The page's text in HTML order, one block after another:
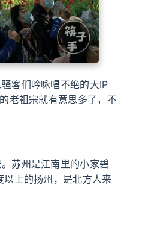
客们吟咏唱不绝的大IP
老祖宗就有意思多了，不
苏州是江南里的小家碧
上的扬州，是北方人来